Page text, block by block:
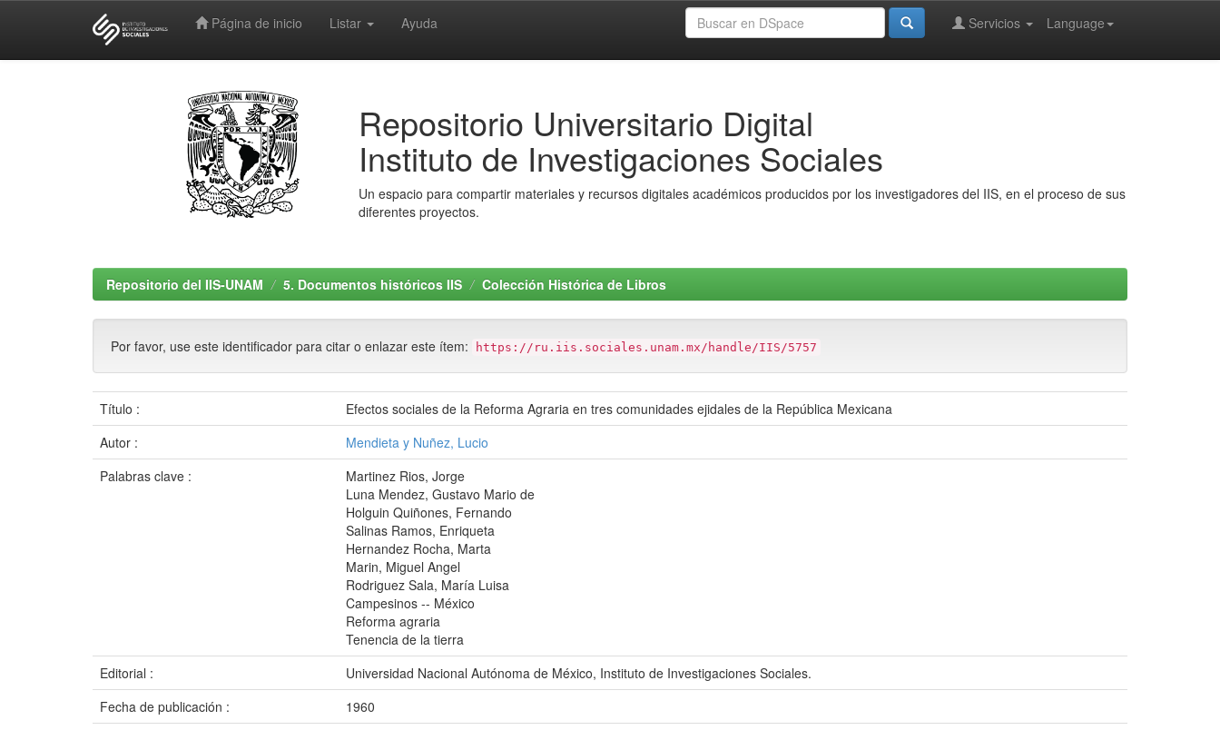
Página de inicio Listar Ayuda Language
Servicios
Repositorio Universitario Digital
Instituto de Investigaciones Sociales
Un espacio para compartir materiales y recursos digitales académicos producidos por los investigadores del IIS, en el proceso de sus
diferentes proyectos.
Repositorio del IIS-UNAM 5. Documentos históricos IIS Colección Histórica de Libros
Por favor, use este identificador para citar o enlazar este ítem: https://ru.iis.sociales.unam.mx/handle/IIS/5757
Título :
Efectos sociales de la Reforma Agraria en tres comunidades ejidales de la República Mexicana
Autor :
Mendieta y Nuñez, Lucio
Palabras clave :
Martinez Rios, Jorge
Luna Mendez, Gustavo Mario de
Holguin Quiñones, Fernando
Salinas Ramos, Enriqueta
Hernandez Rocha, Marta
Marin, Miguel Angel
Rodriguez Sala, María Luisa
Campesinos -- México
Reforma agraria
Tenencia de la tierra
Editorial :
Universidad Nacional Autónoma de México, Instituto de Investigaciones Sociales.
Fecha de publicación :
1960